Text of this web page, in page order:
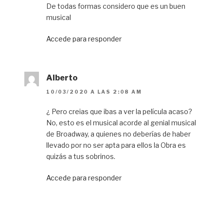
De todas formas considero que es un buen
musical
Accede para responder
Alberto
10/03/2020 A LAS 2:08 AM
¿ Pero creias que ibas a ver la película acaso?
No, esto es el musical acorde al genial musical
de Broadway, a quienes no deberías de haber
llevado por no ser apta para ellos la Obra es
quizás a tus sobrinos.
Accede para responder